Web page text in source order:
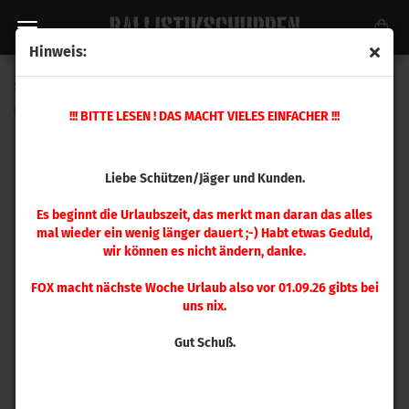
Hinweis:
!!! BITTE LESEN ! DAS MACHT VIELES EINFACHER !!!
Liebe Schützen/Jäger und Kunden.
Es beginnt die Urlaubszeit, das merkt man daran das alles
mal wieder ein wenig länger dauert ;-) Habt etwas Geduld,
wir können es nicht ändern, danke.
FOX macht nächste Woche Urlaub also vor 01.09.26 gibts bei
uns nix.
Gut Schuß.
Speer .357 Gold Dot 135gr 100 Stück
4014)